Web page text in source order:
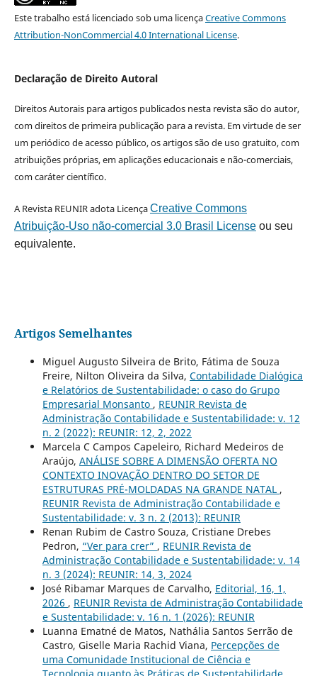
Este trabalho está licenciado sob uma licençaCreative Commons
Attribution-NonCommercial 4.0 International License.
Declaração de Direito Autoral
Direitos Autorais para artigos publicados nesta revista são do autor,
com direitos de primeira publicação para a revista. Em virtude de ser
um periódico de acesso público, os artigos são de uso gratuito, com
atribuições próprias, em aplicações educacionais e não-comerciais,
com caráter científico.
A Revista REUNIR adota LicençaCreative Commons
Atribuição-Uso não-comercial 3.0 Brasil Licenseou seu
equivalente.
Artigos Semelhantes
Miguel Augusto Silveira de Brito, Fátima de Souza
Freire, Nilton Oliveira da Silva, Contabilidade Dialógica
e Relatórios de Sustentabilidade: o caso do Grupo
Empresarial Monsanto , REUNIR Revista de
Administração Contabilidade e Sustentabilidade: v. 12
n. 2 (2022): REUNIR: 12, 2, 2022
Marcela C Campos Capeleiro, Richard Medeiros de
Araújo, ANÁLISE SOBRE A DIMENSÃO OFERTA NO
CONTEXTO INOVAÇÃO DENTRO DO SETOR DE
ESTRUTURAS PRÉ-MOLDADAS NA GRANDE NATAL ,
REUNIR Revista de Administração Contabilidade e
Sustentabilidade: v. 3 n. 2 (2013): REUNIR
Renan Rubim de Castro Souza, Cristiane Drebes
Pedron, “Ver para crer” , REUNIR Revista de
Administração Contabilidade e Sustentabilidade: v. 14
n. 3 (2024): REUNIR: 14, 3, 2024
José Ribamar Marques de Carvalho, Editorial, 16, 1,
2026 , REUNIR Revista de Administração Contabilidade
e Sustentabilidade: v. 16 n. 1 (2026): REUNIR
Luanna Ematné de Matos, Nathália Santos Serrão de
Castro, Giselle Maria Rachid Viana, Percepções de
uma Comunidade Institucional de Ciência e